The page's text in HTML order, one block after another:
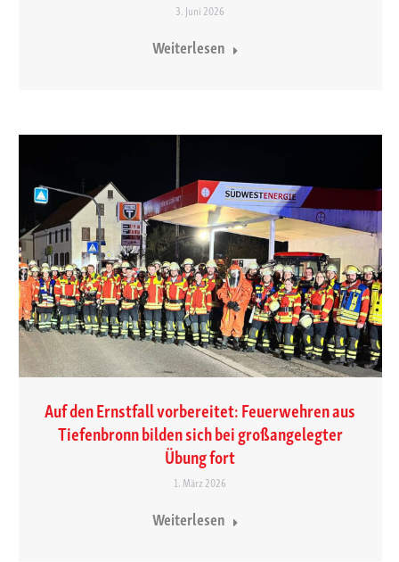
3. Juni 2026
Weiterlesen
Auf den Ernstfall vorbereitet: Feuerwehren aus
Tiefenbronn bilden sich bei großangelegter
Übung fort
1. März 2026
Weiterlesen